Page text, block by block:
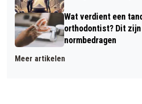
Wat verdient een
orthodontist? Dit
normbedragen
Meer artikelen